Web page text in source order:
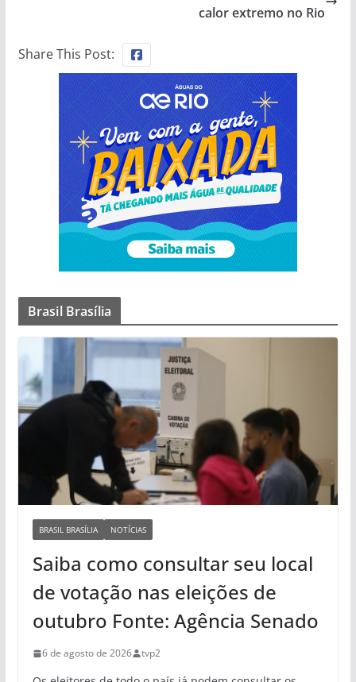
calor extremo no Rio
Share This Post:
Brasil Brasília
BRASIL BRASÍLIA NOTÍCIAS
Saiba como consultar seu local
de votação nas eleições de
outubro Fonte: Agência Senado
6 de agosto de 2026 tvp2